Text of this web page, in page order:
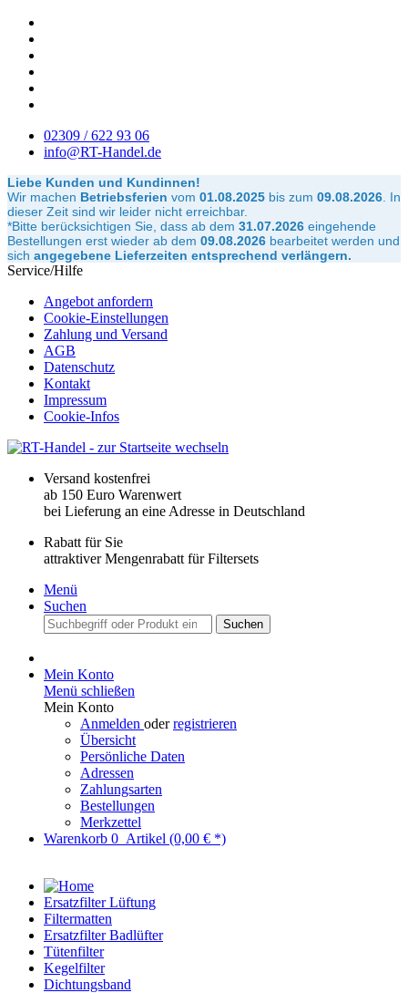
02309 / 622 93 06
info@RT-Handel.de
Liebe Kunden und Kundinnen!
Wir machen Betriebsferien vom 01.08.2025 bis zum 09.08.2026 In
dieser Zeit sind wir leider nicht erreichbar.
*Bitte berücksichtigen Sie, dass ab dem 31.07.2026 eingehende
Bestellungen erst wieder ab dem 09.08.2026 bearbeitet werden und
sich angegebene Lieferzeiten entsprechend verlängern.
Service/Hilfe
Angebot anfordern
Cookie-Einstellungen
Zahlung und Versand
AGB
Datenschutz
Kontakt
Impressum
Cookie-Infos
Versand kostenfrei
ab 150 Euro Warenwert
bei Lieferung an eine Adresse in Deutschland
Rabatt für Sie
attraktiver Mengenrabatt für Filtersets
Menü
Suchen
Suchen
Mein Konto
Menü schließen
Mein Konto
Anmelden oderregistrieren
Übersicht
Persönliche Daten
Adressen
Zahlungsarten
Bestellungen
Merkzettel
Warenkorb 0 Artikel (0,00 € *)
Ersatzfilter Lüftung
Filtermatten
Ersatzfilter Badlüfter
Tütenfilter
Kegelfilter
Dichtungsband